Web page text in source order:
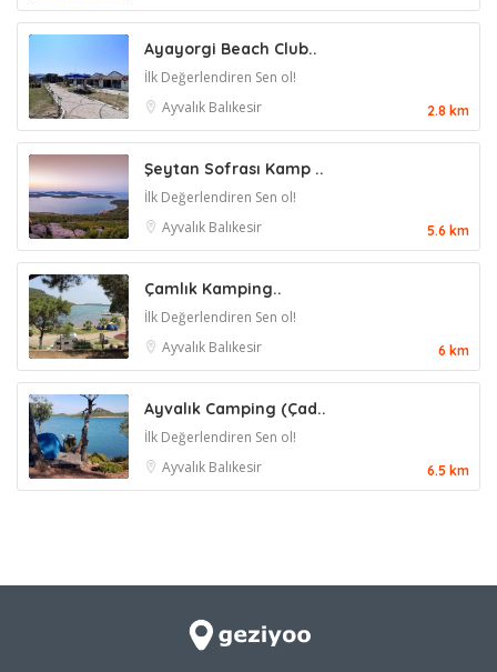
Ayayorgi Beach Club..
İlk Değerlendiren Sen ol!
Ayvalık Balıkesir 2.8 km
Şeytan Sofrası Kamp ..
İlk Değerlendiren Sen ol!
Ayvalık Balıkesir 5.6 km
Çamlık Kamping..
İlk Değerlendiren Sen ol!
Ayvalık Balıkesir 6 km
Ayvalık Camping (Çad..
İlk Değerlendiren Sen ol!
Ayvalık Balıkesir 6.5 km